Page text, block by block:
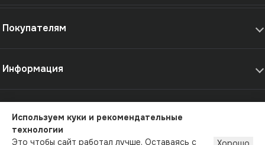
Покупателям
Информация
© 2012-2026 - LightPhotos.ru, оборудование для фотостудий
Используем куки и рекомендательные
технологии
Это чтобы сайт работал лучше. Оставаясь с